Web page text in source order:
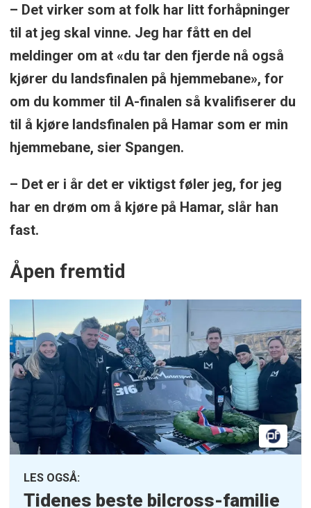
– Det virker som at folk har litt forhåpninger
til at jeg skal vinne. Jeg har fått en del
meldinger om at «du tar den fjerde nå også
kjører du landsfinalen på hjemmebane», for
om du kommer til A-finalen så kvalifiserer du
til å kjøre landsfinalen på Hamar som er min
hjemmebane, sier Spangen.
– Det er i år det er viktigst føler jeg, for jeg
har en drøm om å kjøre på Hamar, slår han
fast.
Åpen fremtid
LES OGSÅ:
Tidenes beste bilcross-familie